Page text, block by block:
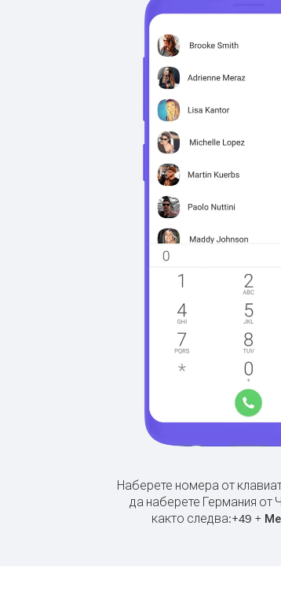
Наберете номера от
да наберете Германия от
както следва:+49 +